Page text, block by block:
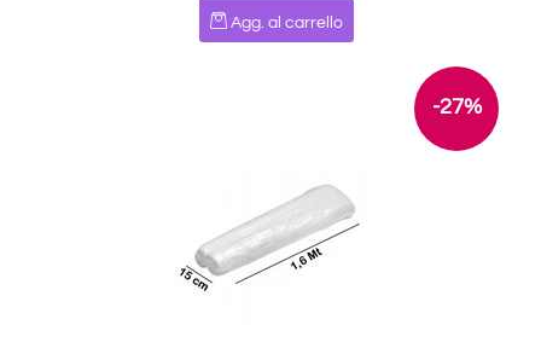
Quantità
Agg. al carrello
-27%